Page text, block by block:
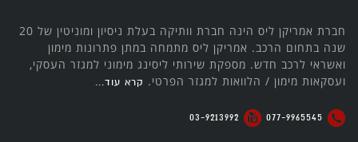
חברת אמריקן ליס הינה חברת וותיקה בעלת ניסיון ומוניטין של 20
שנה בתחום הרכב. אמריקן ליס מתמחה במתן פתרונות מימון
ואשראי לרכב חדש. מספקת שירותי ליסינג מימוני למגזר העסקי,
ועסקאות מימון / הלוואות למגזר הפרטי. קרא עוד...